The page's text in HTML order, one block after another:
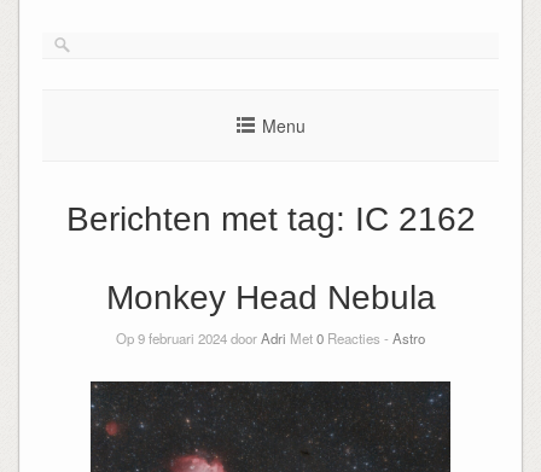
Menu
Berichten met tag: IC 2162
Monkey Head Nebula
Op 9 februari 2024 doorAdri Met0 Reacties - Astro